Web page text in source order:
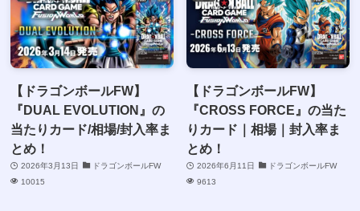
【ドラゴンボールFW】
『DUAL EVOLUTION』の
当たりカード/相場/封入率ま
とめ！
2026年3月13日
ドラゴンボールFW
10015
【ドラゴンボールFW】
『CROSS FORCE』の当た
りカード｜相場｜封入率ま
とめ！
2026年6月11日
ドラゴンボールFW
9613